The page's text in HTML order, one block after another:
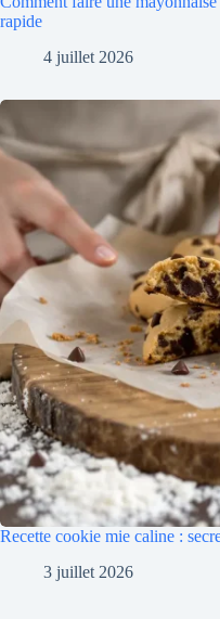
rapide
4 juillet 2026
Recette cookie mie caline :
3 juillet 2026